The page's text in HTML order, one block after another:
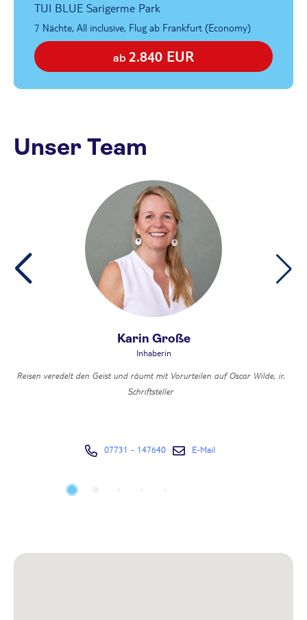
TUI BLUE Sarigerme Park
7 Nächte, All inclusive, Flug ab Frankfurt (Economy)
ab 2.840 EUR
Unser Team
Karin Große
Inhaberin
Reisen veredelt den Geist und räumt mit Vorurteilen auf Oscar Wilde, ir.
Schriftsteller
07731 - 147640 E-Mail